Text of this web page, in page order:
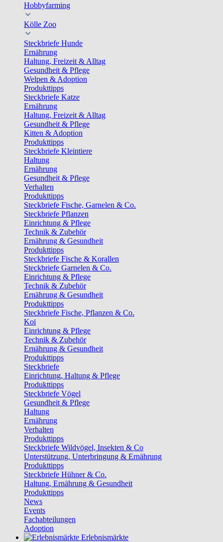
Hobbyfarming
Kölle Zoo
Steckbriefe Hunde
Ernährung
Haltung, Freizeit & Alltag
Gesundheit & Pflege
Welpen & Adoption
Produkttipps
Steckbriefe Katze
Ernährung
Haltung, Freizeit & Alltag
Gesundheit & Pflege
Kitten & Adoption
Produkttipps
Steckbriefe Kleintiere
Haltung
Ernährung
Gesundheit & Pflege
Verhalten
Produkttipps
Steckbriefe Fische, Garnelen & Co.
Steckbriefe Pflanzen
Einrichtung & Pflege
Technik & Zubehör
Ernährung & Gesundheit
Produkttipps
Steckbriefe Fische & Korallen
Steckbriefe Garnelen & Co.
Einrichtung & Pflege
Technik & Zubehör
Ernährung & Gesundheit
Produkttipps
Steckbriefe Fische, Pflanzen & Co.
Koi
Einrichtung & Pflege
Technik & Zubehör
Ernährung & Gesundheit
Produkttipps
Steckbriefe
Einrichtung, Haltung & Pflege
Produkttipps
Steckbriefe Vögel
Gesundheit & Pflege
Haltung
Ernährung
Verhalten
Produkttipps
Steckbriefe Wildvögel, Insekten & Co
Unterstützung, Unterbringung & Ernährung
Produkttipps
Steckbriefe Hühner & Co.
Haltung, Ernährung & Gesundheit
Produkttipps
News
Events
Fachabteilungen
Adoption
Erlebnismärkte